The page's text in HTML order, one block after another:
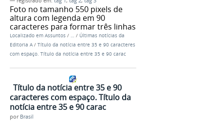
Foto no tamanho 550 pixels de
altura com legenda em 90
caracteres para formar três linhas
Localizado em Assuntos / … / Últimas notícias da
Editoria A / Título da notícia entre 35 e 90 caracteres
com espaço. Título da notícia entre 35 e 90 carac
Título da notícia entre 35 e 90
caracteres com espaço. Título da
notícia entre 35 e 90 carac
por Brasil